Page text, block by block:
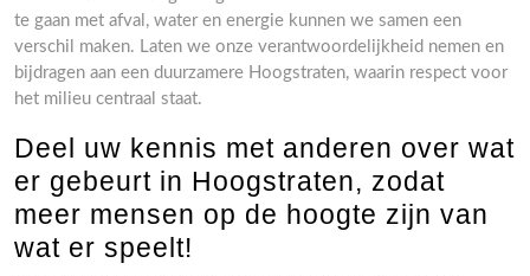
te gaan met afval, water en energie kunnen we samen een
verschil maken. Laten we onze verantwoordelijkheid nemen en
bijdragen aan een duurzamere Hoogstraten, waarin respect voor
het milieu centraal staat.
Deel uw kennis met anderen over wat
er gebeurt in Hoogstraten, zodat
meer mensen op de hoogte zijn van
wat er speelt!